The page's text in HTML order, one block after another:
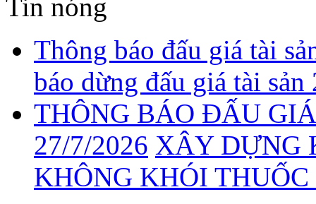
Tin nóng
Thông báo đấu giá tài
báo dừng đấu giá tài
THÔNG BÁO ĐẤU
27/7/2026 XÂY DỰNG
KHÔNG KHÓI THUỐC